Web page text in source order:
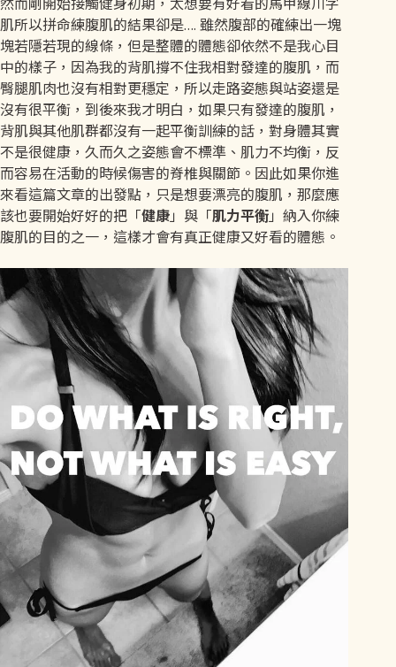
肌所以拼命練腹肌的結果卻是…. 雖然腹部的確練出一塊
塊若隱若現的線條，但是整體的體態卻依然不是我心目
中的樣子，因為我的背肌撐不住我相對發達的腹肌，而
臀腿肌肉也沒有相對更穩定，所以走路姿態與站姿還是
沒有很平衡，到後來我才明白，如果只有發達的腹肌，
背肌與其他肌群都沒有一起平衡訓練的話，對身體其實
不是很健康，久而久之姿態會不標準、肌力不均衡，反
而容易在活動的時候傷害的脊椎與關節。因此如果你進
來看這篇文章的出發點，只是想要漂亮的腹肌，那麼應
該也要開始好好的把「健康」與「肌力平衡」納入你練
腹肌的目的之一，這樣才會有真正健康又好看的體態。